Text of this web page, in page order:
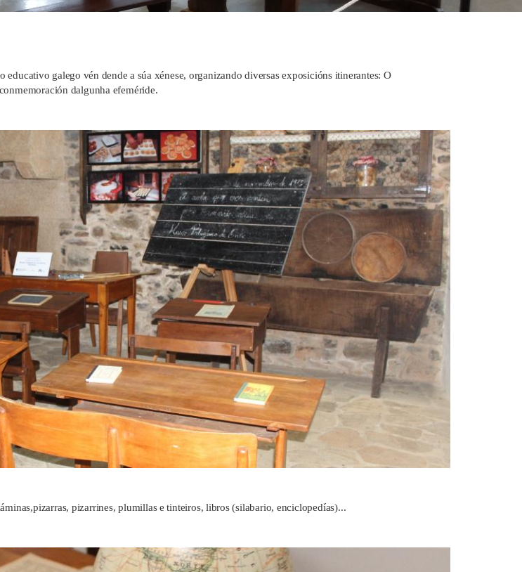
galego vén dende a súa xénese, organizando diversas exposicións itinerantes: O
dalgunha efeméride.
pizarrines, plumillas e tinteiros, libros (silabario, enciclopedías)...